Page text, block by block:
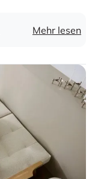
Mehr lesen